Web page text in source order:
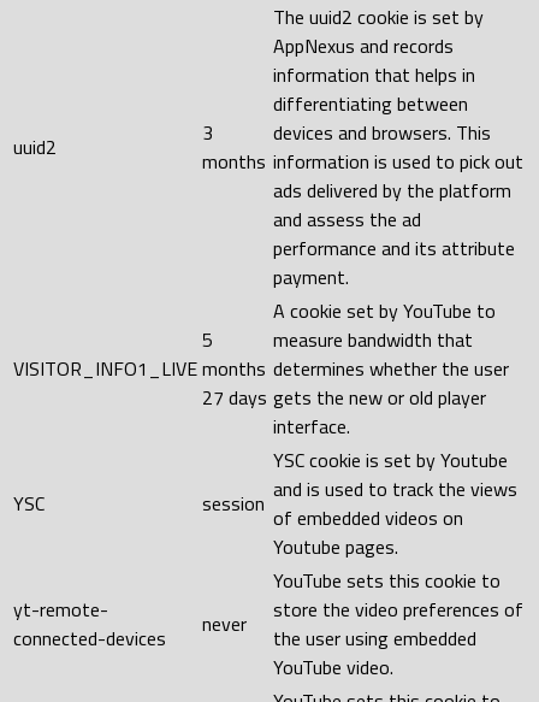
uuid2
3
months
The uuid2 cookie is set by
AppNexus and records
information that helps in
differentiating between
devices and browsers. This
information is used to pick out
ads delivered by the platform
and assess the ad
performance and its attribute
payment.
VISITOR_INFO1_LIVE
5
months
27 days
A cookie set by YouTube to
measure bandwidth that
determines whether the user
gets the new or old player
interface.
YSC session
YSC cookie is set by Youtube
and is used to track the views
of embedded videos on
Youtube pages.
yt-remote-
connected-devices
never
YouTube sets this cookie to
store the video preferences of
the user using embedded
YouTube video.